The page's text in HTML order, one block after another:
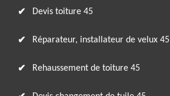
Devis toiture 45
Réparateur, installateur de velux 45
Rehaussement de toiture 45